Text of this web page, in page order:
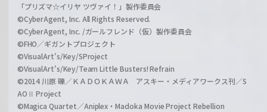
「プリズマ☆イリヤ ツヴァイ！」製作委員会
©CyberAgent, Inc. All Rights Reserved.
©CyberAgent, Inc. /ガールフレンド（仮）製作委員会
©FHO／ギガントプロジェクト
©VisualArt's/Key/SProject
©VisualArt's/Key/Team Little Busters! Refrain
©2014 川原 礫／ＫＡＤＯＫＡＷＡ アスキー・メディアワークス刊／S
AOⅡ Project
©Magica Quartet／Aniplex・Madoka Movie Project Rebellion